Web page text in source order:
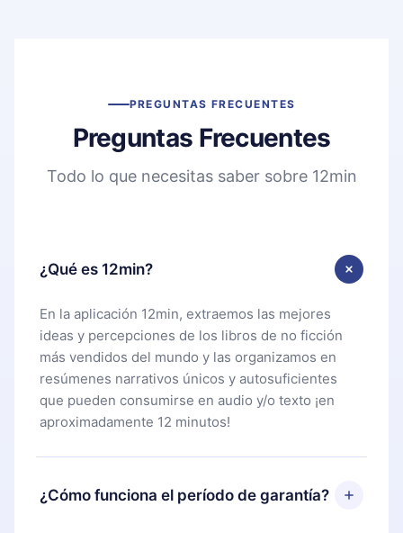
PREGUNTAS FRECUENTES
Preguntas Frecuentes
Todo lo que necesitas saber sobre 12min
¿Qué es 12min?
En la aplicación 12min, extraemos las mejores
ideas y percepciones de los libros de no ficción
más vendidos del mundo y las organizamos en
resúmenes narrativos únicos y autosuficientes
que pueden consumirse en audio y/o texto ¡en
aproximadamente 12 minutos!
¿Cómo funciona el período de garantía?